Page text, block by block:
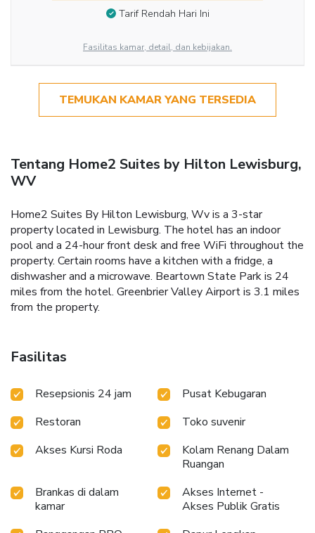
Tarif Rendah Hari Ini
Fasilitas kamar, detail, dan kebijakan.
TEMUKAN KAMAR YANG TERSEDIA
Tentang Home2 Suites by Hilton Lewisburg,
WV
Home2 Suites By Hilton Lewisburg, Wv is a 3-star
property located in Lewisburg. The hotel has an indoor
pool and a 24-hour front desk and free WiFi throughout the
property. Certain rooms have a kitchen with a fridge, a
dishwasher and a microwave. Beartown State Park is 24
miles from the hotel. Greenbrier Valley Airport is 3.1 miles
from the property.
Fasilitas
Resepsionis 24 jam
Pusat Kebugaran
Restoran
Toko suvenir
Akses Kursi Roda
Kolam Renang Dalam
Ruangan
Brankas di dalam
kamar
Akses Internet -
Akses Publik Gratis